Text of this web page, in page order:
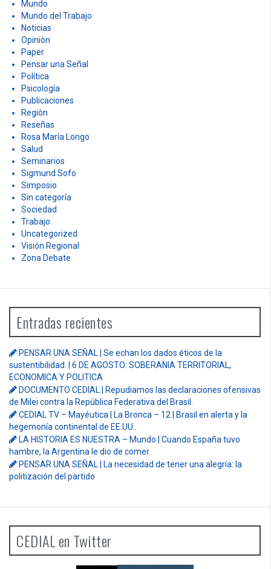
Mundo
Mundo del Trabajo
Noticias
Opiniòn
Paper
Pensar una Señal
Política
Psicología
Publicaciones
Regiòn
Reseñas
Rosa María Longo
Salud
Seminarios
Sigmund Sofo
Simposio
Sin categoría
Sociedad
Trabajo
Uncategorized
Visión Regional
Zona Debate
Entradas recientes
PENSAR UNA SEÑAL | Se echan los dados éticos de la
sustentibilidad. | 6 DE AGOSTO: SOBERANIA TERRITORIAL,
ECONOMICA Y POLITICA
DOCUMENTO CEDIAL | Repudiamos las declaraciones ofensivas
de Milei contra la República Federativa del Brasil.
CEDIAL TV – Mayéutica | La Bronca – 12 | Brasil en alerta y la
hegemonía continental de EE.UU..
LA HISTORIA ES NUESTRA – Mundo | Cuando España tuvo
hambre, la Argentina le dio de comer.
PENSAR UNA SEÑAL | La necesidad de tener una alegría: la
politización del partido
CEDIAL en Twitter